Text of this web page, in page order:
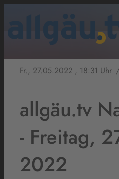
Fr., 27.05.2022 , 18:31 Uhr /
allgäu.tv
- Freitag,
2022